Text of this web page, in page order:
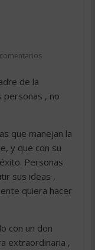
de la
personas , no
que manejan la
y que con su
Personas
sus ideas ,
quiera hacer
con un don
extraordinaria ,